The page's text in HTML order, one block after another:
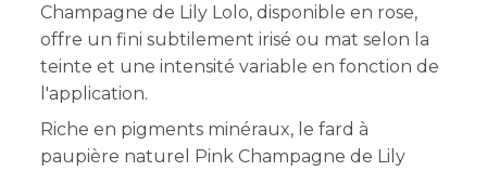
Champagne de Lily Lolo, disponible en rose,
offre un fini subtilement irisé ou mat selon la
teinte et une intensité variable en fonction de
l'application.
Riche en pigments minéraux, le fard à
paupière naturel Pink Champagne de Lily